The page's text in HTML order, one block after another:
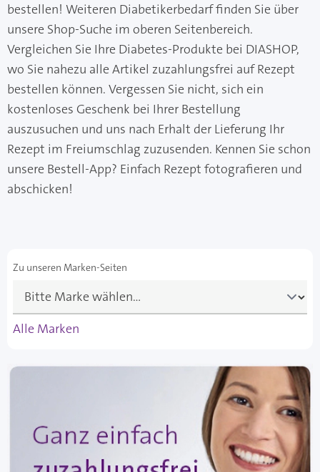
bestellen! Weiteren Diabetikerbedarf finden Sie über
unsere Shop-Suche im oberen Seitenbereich.
Vergleichen Sie Ihre Diabetes-Produkte bei DIASHOP,
wo Sie nahezu alle Artikel zuzahlungsfrei auf Rezept
bestellen können. Vergessen Sie nicht, sich ein
kostenloses Geschenk bei Ihrer Bestellung
auszusuchen und uns nach Erhalt der Lieferung Ihr
Rezept im Freiumschlag zuzusenden. Kennen Sie schon
unsere Bestell-App? Einfach Rezept fotografieren und
abschicken!
Zu unseren Marken-Seiten
Alle Marken